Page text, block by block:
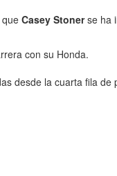
Casey Stonerse ha
con su Honda.
desde la cuarta fila de